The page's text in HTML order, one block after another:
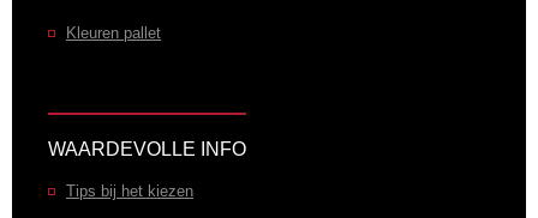
Kleuren pallet
WAARDEVOLLE INFO
Tips bij het kiezen